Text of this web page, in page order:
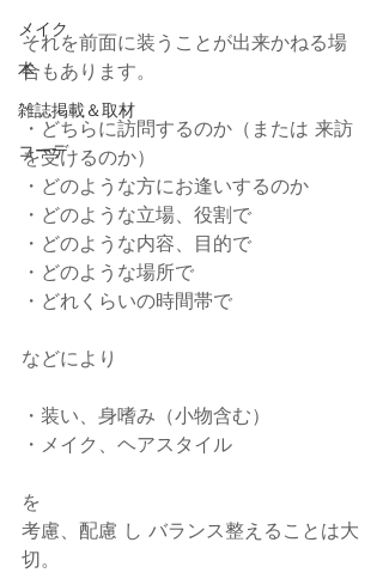
メイク
本
雑誌掲載＆取材
コーデ
それを前面に装うことが出来かねる場
合もあります。
・どちらに訪問するのか（または 来訪
を受けるのか）
・どのような方にお逢いするのか
・どのような立場、役割で
・どのような内容、目的で
・どのような場所で
・どれくらいの時間帯で
などにより
・装い、身嗜み（小物含む）
・メイク、ヘアスタイル
を
考慮、配慮 し バランス整えることは大
切。